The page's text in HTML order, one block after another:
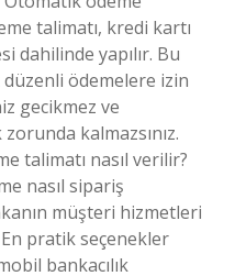
talimatı, kredi kartı
dahilinde yapılır. Bu
ödemelere izin
gecikmez ve
kalmazsınız.
talimatı nasıl verilir?
nasıl sipariş
müşteri hizmetleri
En pratik seçenekler
bankacılık